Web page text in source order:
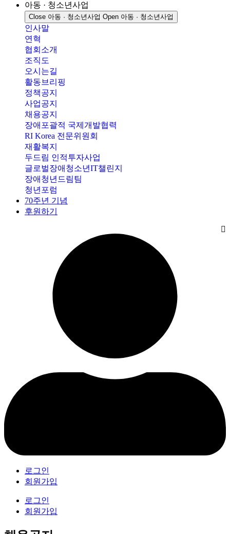
아동 · 청소년사업
Close 아동 · 청소년사업 Open 아동 · 청소년사업
인사말
연혁
협회소개
조직도
오시는길
활동브리핑
정책공지
사업공지
채용공지
장애포괄적 국제개발협력
RI Korea 전문위원회
재활복지
두드림 인적투자사업
글로벌장애청소년IT챌린지
장애청년드림팀
청년포럼
70주년 기념
후원하기
로그인
회원가입
로그인
회원가입